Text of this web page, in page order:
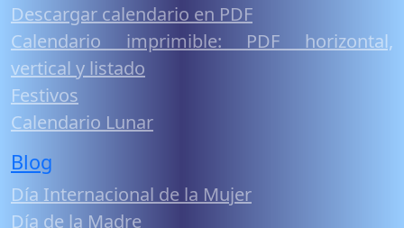
Descargar calendario en PDF
Calendario imprimible: PDF horizontal,
vertical y listado
Festivos
Calendario Lunar
Blog
Día Internacional de la Mujer
Día de la Madre